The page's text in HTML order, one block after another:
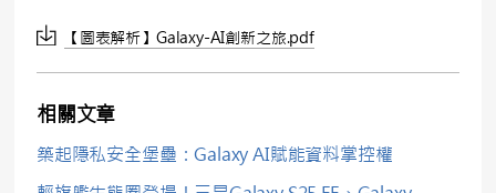
【圖表解析】Galaxy-AI創新之旅.pdf
相關文章
築起隱私安全堡壘：Galaxy AI賦能資料掌控權